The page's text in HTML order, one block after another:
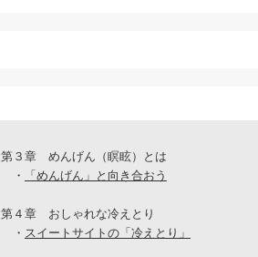
第３章 めんげん（瞑眩）とは
・
「めんげん」と向き合おう
第４章 おしゃれな冷えとり
・ スイートサイトの「冷えとり」